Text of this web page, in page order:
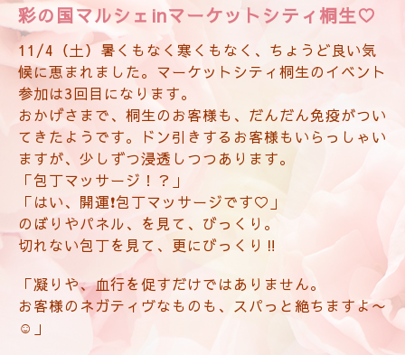
彩の国マルシェinマーケットシティ桐生♡
11/4（土）暑くもなく寒くもなく、ちょうど良い気
候に恵まれました。マーケットシティ桐生のイベント
参加は3回目になります。
おかげさまで、桐生のお客様も、だんだん免疫がつい
てきたようです。ドン引きするお客様もいらっしゃい
ますが、少しずつ浸透しつつあります。
「包丁マッサージ！？」
「はい、開運❗️包丁マッサージです♡」
のぼりやパネル、を見て、びっくり。
切れない包丁を見て、更にびっくり‼️
「凝りや、血行を促すだけではありません。
お客様のネガティヴなものも、スパっと絶ちますよ〜
☺️」